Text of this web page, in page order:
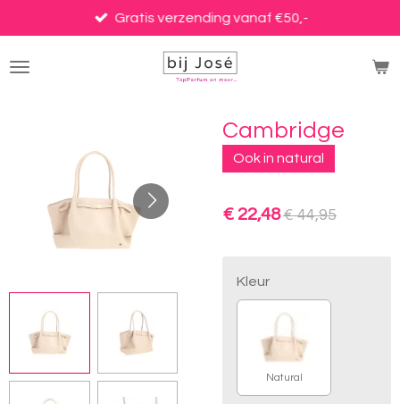
direct
naar
Gratis verzending vanaf €50,-
Cambridge
Ook in natural
€ 22,48€ 44,95
Kleur
Natural